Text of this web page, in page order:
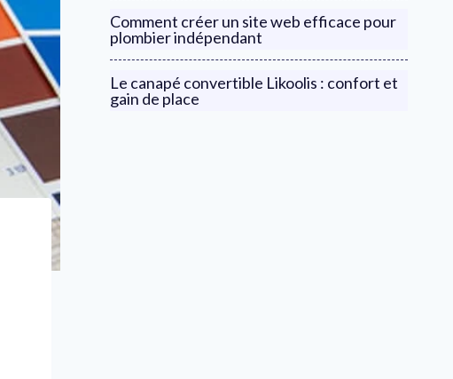
Comment créer un site web efficace pour
plombier indépendant
Le canapé convertible Likoolis : confort et
gain de place